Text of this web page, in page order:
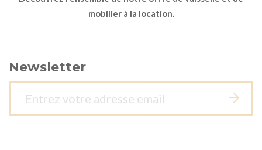
mobilier à la location.
Newsletter